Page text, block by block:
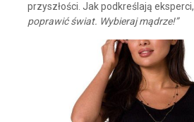
przyszłości. Jak podkreślają eksperci,
poprawić świat. Wybieraj mądrze!”